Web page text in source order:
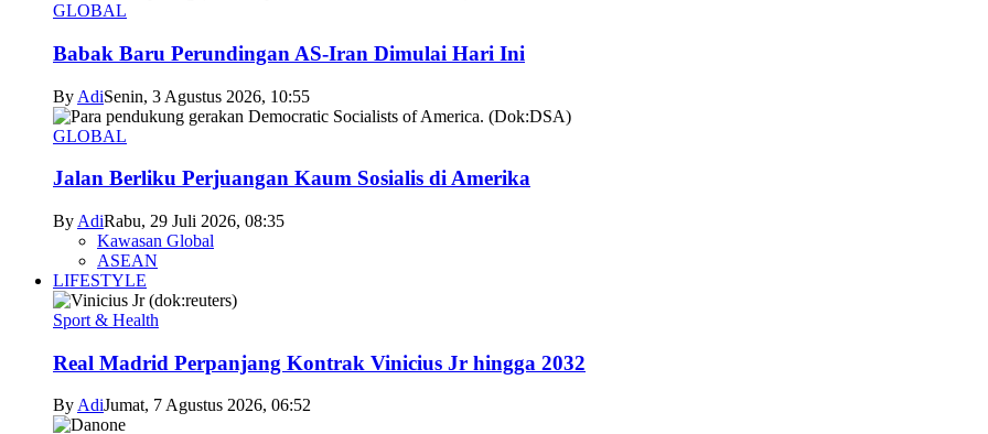
GLOBAL
Babak Baru Perundingan AS-Iran Dimulai Hari Ini
By AdiSenin, 3 Agustus 2026, 10:55
GLOBAL
Jalan Berliku Perjuangan Kaum Sosialis di Amerika
By AdiRabu, 29 Juli 2026, 08:35
Kawasan Global
ASEAN
LIFESTYLE
Sport & Health
Real Madrid Perpanjang Kontrak Vinicius Jr hingga 2032
ByAdiJumat, 7 Agustus 2026, 06:52